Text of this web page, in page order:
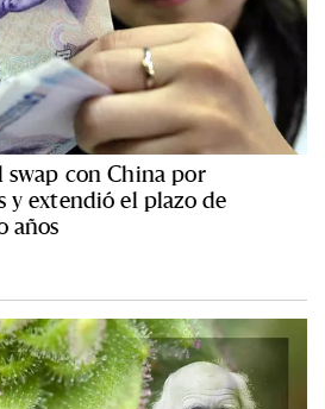
con China por
y extendió el plazo de
años